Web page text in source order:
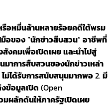
รือหมื่นล้านหลายร้อยคดีใต้พรม
มือของ“นักข่าวสืบสวน”อาชีพที่
งคมเพื่อเปิดเผยและนำไปสู่
าการสืบสวนของนักข่าวเหล่า
ไม่ได้รับการสนับสนุนมากพอ2.มี
งข้อมูลเปิด (Open
มผลักดันให้ภาครัฐเปิดเผย